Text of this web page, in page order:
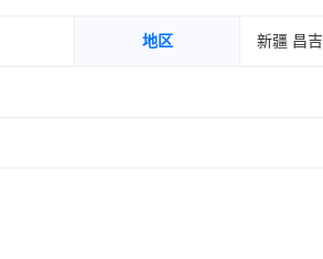
地区 新疆 昌吉